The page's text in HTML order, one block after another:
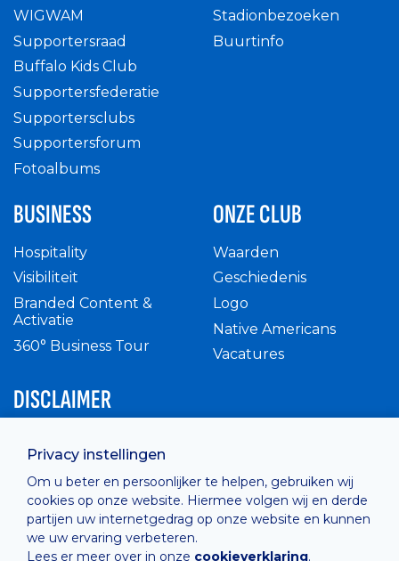
Privacy instellingen
Om u beter en persoonlijker te helpen, gebruiken wij
cookies op onze website. Hiermee volgen wij en derde
partijen uw internetgedrag op onze website en kunnen
we uw ervaring verbeteren.
Lees er meer over in onze cookieverklaring.
WIGWAM
Supportersraad
Buffalo Kids Club
Supportersfederatie
Supportersclubs
Supportersforum
Fotoalbums
Stadionbezoeken
Buurtinfo
BUSINESS
Hospitality
Visibiliteit
Branded Content &
Activatie
360° Business Tour
ONZE CLUB
Waarden
Geschiedenis
Logo
Native Americans
Vacatures
DISCLAIMER
Privacy Policy
Cashless
verkoopsvoorwaarden
Cookie Policy